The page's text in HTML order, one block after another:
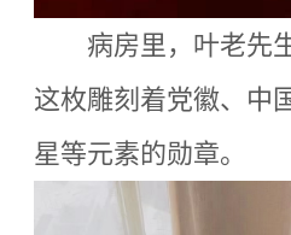
病房里，叶老先
这枚雕刻着党徽、中
星等元素的勋章。